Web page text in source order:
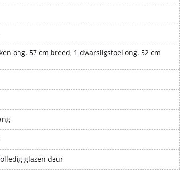
ong. 57 cm breed, 1 dwarsligstoel ong. 52 cm
glazen deur